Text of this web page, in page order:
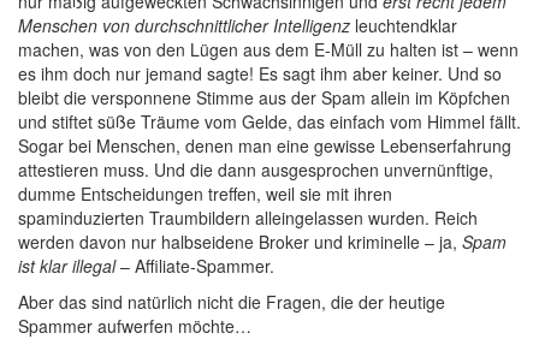
Menschen von durchschnittlicher Intelligenz leuchtendklar
machen, was von den Lügen aus dem E-Müll zu halten ist – wenn
es ihm doch nur jemand sagte! Es sagt ihm aber keiner. Und so
bleibt die versponnene Stimme aus der Spam allein im Köpfchen
und stiftet süße Träume vom Gelde, das einfach vom Himmel fällt.
Sogar bei Menschen, denen man eine gewisse Lebenserfahrung
attestieren muss. Und die dann ausgesprochen unvernünftige,
dumme Entscheidungen treffen, weil sie mit ihren
spaminduzierten Traumbildern alleingelassen wurden. Reich
werden davon nur halbseidene Broker und kriminelle – ja, Spam
ist klar illegal– Affiliate-Spammer.
Aber das sind natürlich nicht die Fragen, die der heutige
Spammer aufwerfen möchte…